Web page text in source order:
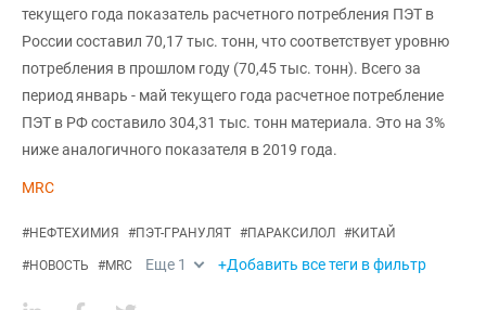
текущего года показатель расчетного потребления ПЭТ в
России составил 70,17 тыс. тонн, что соответствует уровню
потребления в прошлом году (70,45 тыс. тонн). Всего за
период январь - май текущего года расчетное потребление
ПЭТ в РФ составило 304,31 тыс. тонн материала. Это на 3%
ниже аналогичного показателя в 2019 года.
MRC
#НЕФТЕХИМИЯ #ПЭТ-ГРАНУЛЯТ #ПАРАКСИЛОЛ #КИТАЙ
#НОВОСТЬ #MRC Еще 1 +Добавить все теги в фильтр